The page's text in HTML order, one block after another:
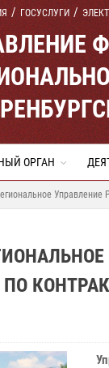
ГОСУСЛУГИ
ОРГАН